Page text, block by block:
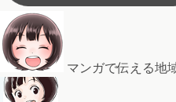
マンガで伝える地